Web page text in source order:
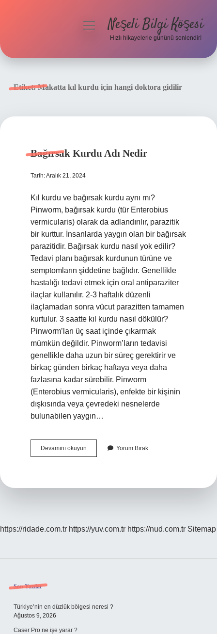
menüyüNeşeli Bilgi Köşesi
Hızlı hikayelerle gününü şenlendir!
Etiket:Makatta kıl kurdu için hangi doktora gidilir
Bağırsak Kurdu Adı Nedir
Tarih: Aralık 21, 2024
Kıl kurdu ve bağırsak kurdu aynı mı?
Pinworm, bağırsak kurdu (tür Enterobius
vermicularis) olarak da adlandırılır, parazitik
bir kurttur. İnsanlarda yaygın olan bir bağırsak
parazitidir. Bağırsak kurdu nasıl yok edilir?
Tedavi planı bağırsak kurdunun türüne ve
semptomların şiddetine bağlıdır. Genellikle
hastalığı tedavi etmek için oral antiparaziter
ilaçlar kullanılır. 2-3 haftalık düzenli
ilaçlamadan sonra vücut parazitten tamamen
kurtulur. 3 saatte kıl kurdu nasıl dökülür?
Pinworm’ları üç saat içinde çıkarmak
mümkün değildir. Pinworm’ların tedavisi
genellikle daha uzun bir süreç gerektirir ve
birkaç günden birkaç haftaya veya daha
fazlasına kadar sürebilir. Pinworm
(Enterobius vermicularis), enfekte bir kişinin
dışkısında veya çevredeki nesnelerde
bulunabilen yaygın…
Devamını okuyun Bağırsak
Kurdu
Yorum Bırak
https://ridade.com.tr https://yuv.com.tr https://nud.com.tr Sitemap
Sidebar
Son Yazılar
Türkiye’nin en düzlük bölgesi neresi ?
Ağustos 9, 2026
Caser Pro ne işe yarar ?